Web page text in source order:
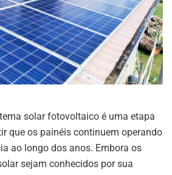
solar fotovoltaico é uma etapa
que os painéis continuem operando
ao longo dos anos. Embora os
sejam conhecidos por sua